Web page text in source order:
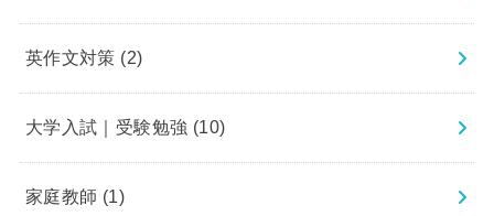
英作文対策 (2)
大学入試｜受験勉強 (10)
家庭教師 (1)